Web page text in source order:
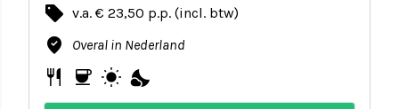
local_offer v.a. € 23,50 p.p. (incl. btw)
where_to_vote Overal in Nederland
restaurant coffee wb_sunny nights_stay